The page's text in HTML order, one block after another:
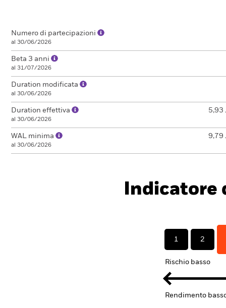
Numero di partecipazioni
al 30/06/2026
Beta 3 anni
al 31/07/2026
Duration modificata
al 30/06/2026
Duration effettiva
al 30/06/2026
5,93
WAL minima
al 30/06/2026
9,79
Indicatore
1 2
Rischio basso
Rendimento